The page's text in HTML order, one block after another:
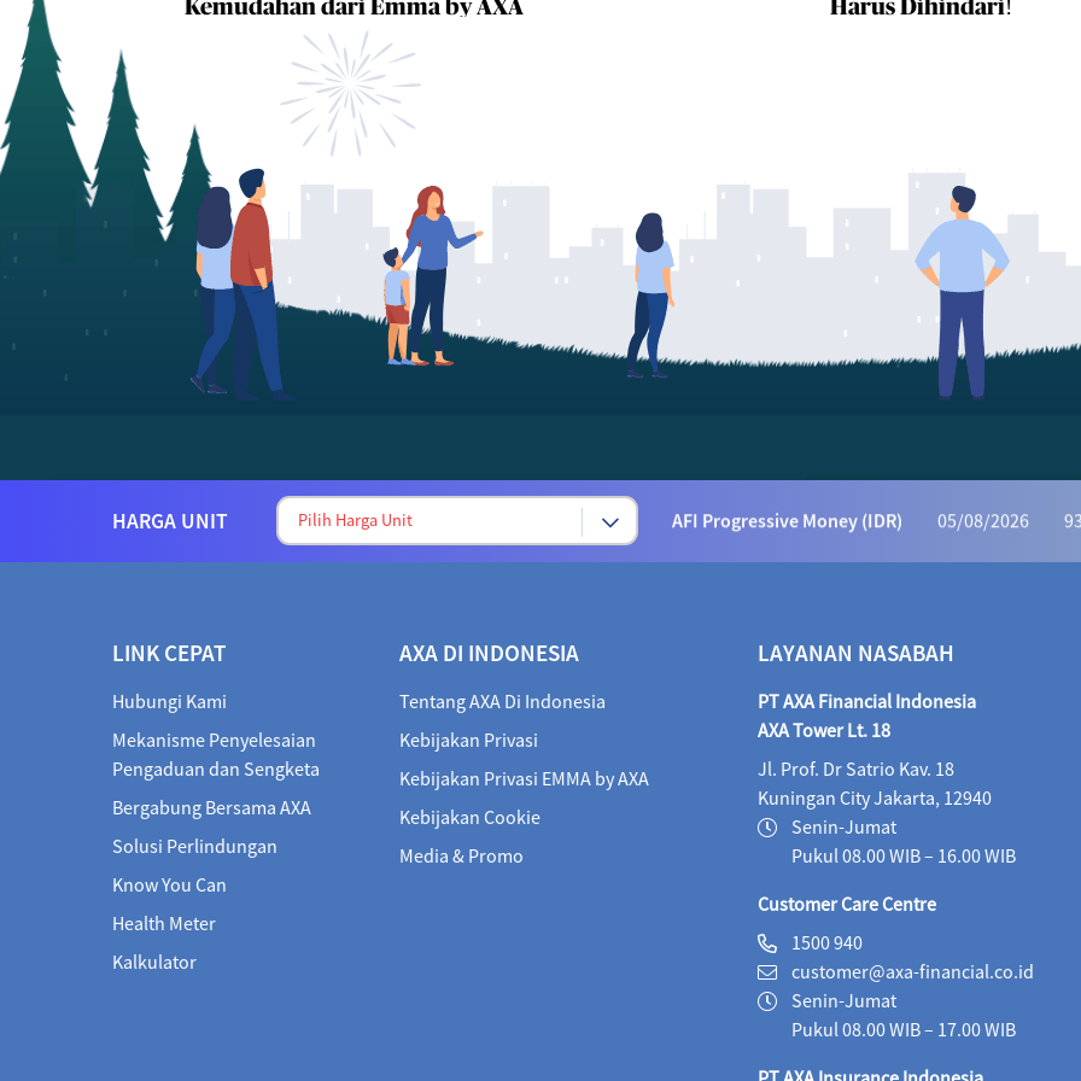
Kemudahan dari Emma by AXA
Harus Dihindari!
HARGA UNIT
Syariah Progressive (IDR) 05/08/2026
AFI Secure Money (IDR) 05/08/2026
Maestro Balance Syariah (IDR)
Maestro Equity Syariah (IDR) 05/08/2026
Maestro Fixed Income Syariah (IDR)
MaestroLink Aggresive Equity (IDR) 05/08/2026
MaestroLink Balanced (IDR) 05/08/2026
LINK CEPAT
Hubungi Kami
Mekanisme Penyelesaian
Pengaduan dan Sengketa
Bergabung Bersama AXA
Solusi Perlindungan
Know You Can
Health Meter
Kalkulator
AXA DI INDONESIA
Tentang AXA Di Indonesia
Kebijakan Privasi
Kebijakan Privasi EMMA by AXA
Kebijakan Cookie
Media & Promo
LAYANAN NASABAH
PT AXA Financial Indonesia
AXA Tower Lt. 18
Jl. Prof. Dr Satrio Kav. 18
Kuningan City Jakarta, 12940
Senin-Jumat
Pukul 08.00 WIB – 16.00 WIB
Customer Care Centre
1500 940
customer@axa-financial.co.id
Senin-Jumat
Pukul 08.00 WIB – 17.00 WIB